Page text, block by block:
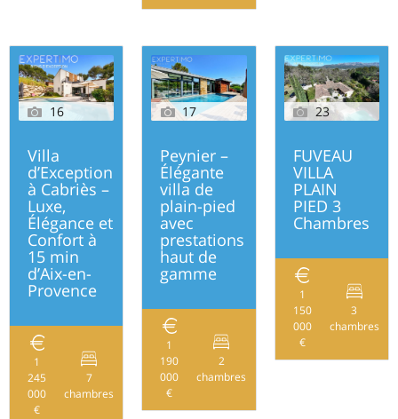
16
Villa
d’Exception
à Cabriès –
Luxe,
Élégance et
Confort à
15 min
d’Aix-en-
Provence
1
245
000
€
7
chambres
17
Peynier –
Élégante
villa de
plain-pied
avec
prestations
haut de
gamme
1
190
000
€
2
chambres
23
FUVEAU
VILLA
PLAIN
PIED 3
Chambres
1
150
000
€
3
chambres